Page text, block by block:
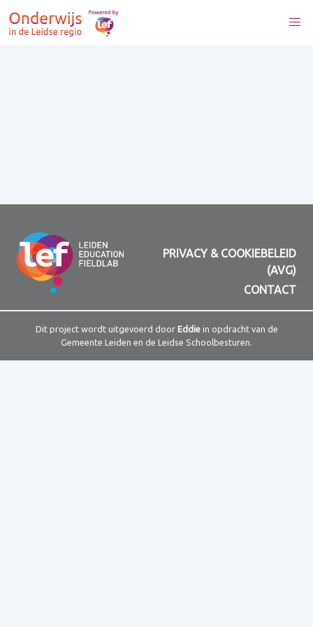
PRIVACY & COOKIEBELEID
(AVG)
CONTACT
Dit project wordt uitgevoerd door Eddiein opdracht van de
Gemeente Leiden en de Leidse Schoolbesturen.